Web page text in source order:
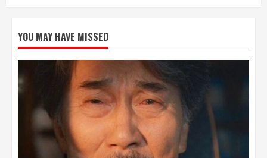
YOU MAY HAVE MISSED